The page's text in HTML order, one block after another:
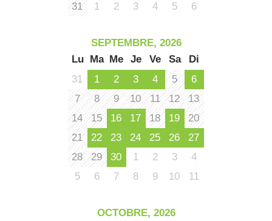
31
1 2 3 4 5 6
SEPTEMBRE, 2026
Lu
Ma Me Je Ve Sa
Di
31
1 2 3 4 5
6
7
8 9 10 11 12
13
14
15 16 17 18 19
20
21
22 23 24 25 26
27
28
29 30 1 2 3
4
5
6 7 8 9 10 11
OCTOBRE, 2026